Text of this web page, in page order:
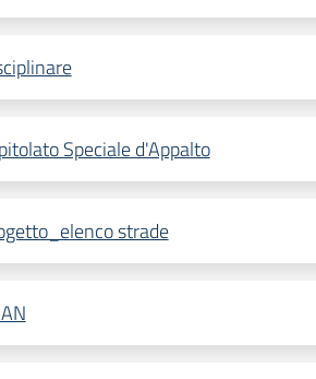
Speciale d'Appalto
strade